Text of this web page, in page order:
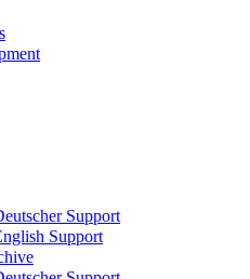
Support
Support